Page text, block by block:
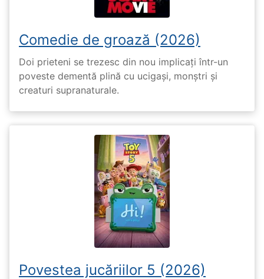
Comedie de groază (2026)
Doi prieteni se trezesc din nou implicați într-un
poveste dementă plină cu ucigași, monștri și
creaturi supranaturale.
Povestea jucăriilor 5 (2026)